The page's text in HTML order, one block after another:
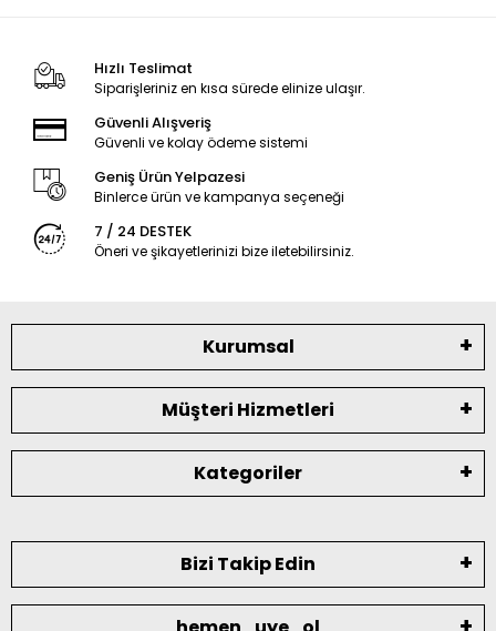
Hızlı Teslimat
Siparişleriniz en kısa sürede elinize ulaşır.
Güvenli Alışveriş
Güvenli ve kolay ödeme sistemi
Geniş Ürün Yelpazesi
Binlerce ürün ve kampanya seçeneği
7 / 24 DESTEK
Öneri ve şikayetlerinizi bize iletebilirsiniz.
Kurumsal
Müşteri Hizmetleri
Kategoriler
Bizi Takip Edin